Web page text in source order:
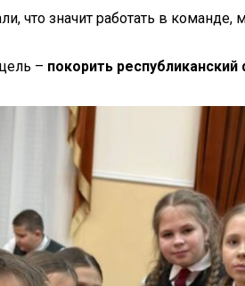
что значит работать в
– покорить